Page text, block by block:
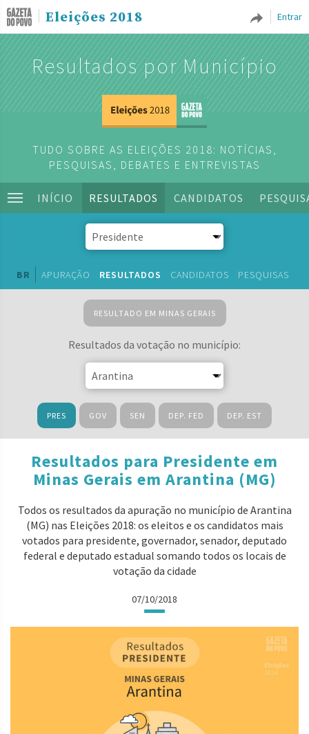
Entrar
Eleições 2018
Resultados por Município
TUDO SOBRE AS ELEIÇÕES 2018: NOTÍCIAS,
PESQUISAS, DEBATES E ENTREVISTAS
INÍCIO RESULTADOS CANDIDATOS
BR APURAÇÃO RESULTADOS CANDIDATOS PESQUISAS
RESULTADO EM MINAS GERAIS
Resultados da votação no município:
PRES GOV SEN DEP. FED DEP. EST
Resultados para Presidente em
Minas Gerais em Arantina (MG)
Todos os resultados da apuração no município de Arantina
(MG) nas Eleições 2018: os eleitos e os candidatos mais
votados para presidente, governador, senador, deputado
federal e deputado estadual somando todos os locais de
votação da cidade
07/10/2018